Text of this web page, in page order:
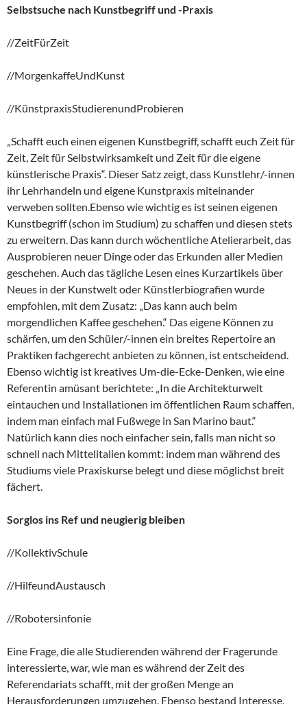
Selbstsuche nach Kunstbegriff und -Praxis
//ZeitFürZeit
//MorgenkaffeUndKunst
//KünstpraxisStudierenundProbieren
„Schafft euch einen eigenen Kunstbegriff, schafft euch Zeit für
Zeit, Zeit für Selbstwirksamkeit und Zeit für die eigene
künstlerische Praxis“. Dieser Satz zeigt, dass Kunstlehr/-innen
ihr Lehrhandeln und eigene Kunstpraxis miteinander
verweben sollten.Ebenso wie wichtig es ist seinen eigenen
Kunstbegriff (schon im Studium) zu schaffen und diesen stets
zu erweitern. Das kann durch wöchentliche Atelierarbeit, das
Ausprobieren neuer Dinge oder das Erkunden aller Medien
geschehen. Auch das tägliche Lesen eines Kurzartikels über
Neues in der Kunstwelt oder Künstlerbiografien wurde
empfohlen, mit dem Zusatz: „Das kann auch beim
morgendlichen Kaffee geschehen.“ Das eigene Können zu
schärfen, um den Schüler/-innen ein breites Repertoire an
Praktiken fachgerecht anbieten zu können, ist entscheidend.
Ebenso wichtig ist kreatives Um-die-Ecke-Denken, wie eine
Referentin amüsant berichtete: „In die Architekturwelt
eintauchen und Installationen im öffentlichen Raum schaffen,
indem man einfach mal Fußwege in San Marino baut.“
Natürlich kann dies noch einfacher sein, falls man nicht so
schnell nach Mittelitalien kommt: indem man während des
Studiums viele Praxiskurse belegt und diese möglichst breit
fächert.
Sorglos ins Ref und neugierig bleiben
//KollektivSchule
//HilfeundAustausch
//Robotersinfonie
Eine Frage, die alle Studierenden während der Fragerunde
interessierte, war, wie man es während der Zeit des
Referendariats schafft, mit der großen Menge an
Herausforderungen umzugehen. Ebenso bestand Interesse,